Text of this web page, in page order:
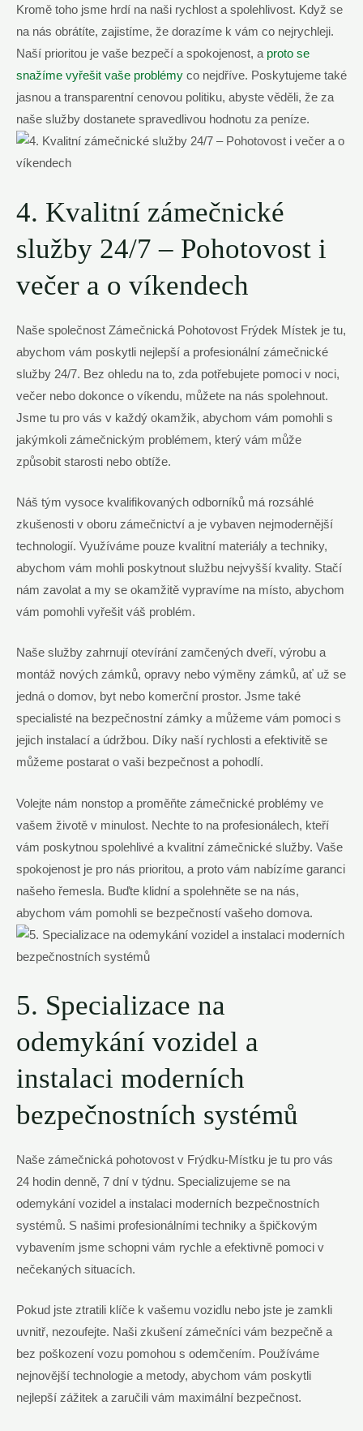
Kromě toho jsme hrdí na naši rychlost a spolehlivost. Když se
na nás obrátíte, zajistíme, že dorazíme k vám co nejrychleji.
Naší prioritou je vaše bezpečí a spokojenost, a proto se
snažíme vyřešit vaše problémy co nejdříve. Poskytujeme také
jasnou a transparentní cenovou politiku, abyste věděli, že za
naše služby dostanete spravedlivou hodnotu za peníze.
4. Kvalitní zámečnické
služby 24/7 – Pohotovost i
večer a o víkendech
Naše společnost Zámečnická Pohotovost Frýdek Místek je tu,
abychom vám poskytli nejlepší a profesionální zámečnické
služby 24/7. Bez ohledu na to, zda potřebujete pomoci v noci,
večer nebo dokonce o víkendu, můžete na nás spolehnout.
Jsme tu pro vás v každý okamžik, abychom vám pomohli s
jakýmkoli zámečnickým problémem, který vám může
způsobit starosti nebo obtíže.
Náš tým vysoce kvalifikovaných odborníků má rozsáhlé
zkušenosti v oboru zámečnictví a je vybaven nejmodernější
technologií. Využíváme pouze kvalitní materiály a techniky,
abychom vám mohli poskytnout službu nejvyšší kvality. Stačí
nám zavolat a my se okamžitě vypravíme na místo, abychom
vám pomohli vyřešit váš problém.
Naše služby zahrnují otevírání zamčených dveří, výrobu a
montáž nových zámků, opravy nebo výměny zámků, ať už se
jedná o domov, byt nebo komerční prostor. Jsme také
specialisté na bezpečnostní zámky a můžeme vám pomoci s
jejich instalací a údržbou. Díky naší rychlosti a efektivitě se
můžeme postarat o vaši bezpečnost a pohodlí.
Volejte nám nonstop a proměňte zámečnické problémy ve
vašem životě v minulost. Nechte to na profesionálech, kteří
vám poskytnou spolehlivé a kvalitní zámečnické služby. Vaše
spokojenost je pro nás prioritou, a proto vám nabízíme garanci
našeho řemesla. Buďte klidní a spolehněte se na nás,
abychom vám pomohli se bezpečností vašeho domova.
5. Specializace na
odemykání vozidel a
instalaci moderních
bezpečnostních systémů
Naše zámečnická pohotovost v Frýdku-Místku je tu pro vás
24 hodin denně, 7 dní v týdnu. Specializujeme se na
odemykání vozidel a instalaci moderních bezpečnostních
systémů. S našimi profesionálními techniky a špičkovým
vybavením jsme schopni vám rychle a efektivně pomoci v
nečekaných situacích.
Pokud jste ztratili klíče k vašemu vozidlu nebo jste je zamkli
uvnitř, nezoufejte. Naši zkušení zámečníci vám bezpečně a
bez poškození vozu pomohou s odemčením. Používáme
nejnovější technologie a metody, abychom vám poskytli
nejlepší zážitek a zaručili vám maximální bezpečnost.